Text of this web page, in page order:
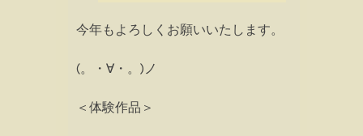
今年もよろしくお願いいたします。
(。・∀・。)ノ
＜体験作品＞